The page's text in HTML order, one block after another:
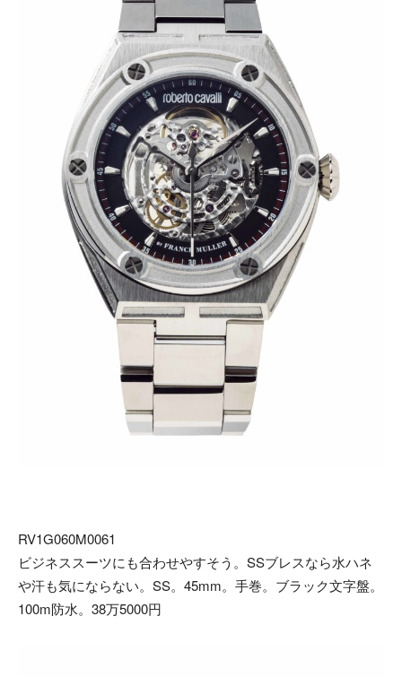
RV1G060M0061
ビジネススーツにも合わせやすそう。SSブレスなら水ハネ
や汗も気にならない。SS。45mm。手巻。ブラック文字盤。
100m防水。38万5000円